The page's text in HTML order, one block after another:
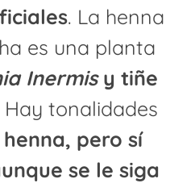
. La henna
es una planta
Inermisy tiñe
Hay tonalidades
pero sí
se le siga